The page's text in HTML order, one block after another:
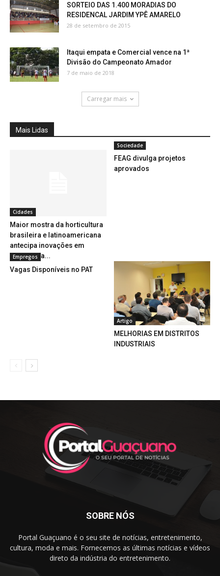
SORTEIO DAS 1.400 MORADIAS DO
RESIDENCAL JARDIM YPÊ AMARELO
28 de setembro de 2015
Itaqui empata e Comercial vence na 1ª
Divisão do Campeonato Amador
7 de maio de 2018
Carregar mais
Mais Lidas
Cidades
Maior mostra da horticultura
brasileira e latinoamericana
antecipa inovações em
tecnologia...
Sociedade
FEAG divulga projetos
aprovados
Empregos
Vagas Disponíveis no PAT
Artigo
MELHORIAS EM DISTRITOS
INDUSTRIAIS
SOBRE NÓS
Portal Guaçuano é o seu site de notícias, entretenimento,
cultura, moda e mais. Fornecemos as últimas notícias e vídeos
direto da indústria do entretenimento.